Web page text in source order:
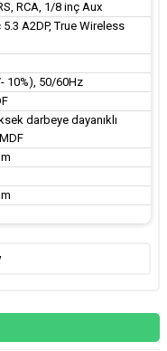
RCA, 1/8 inç Aux
A2DP, True Wireless
10%), 50/60Hz
darbeye dayanıklı